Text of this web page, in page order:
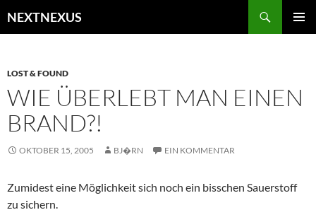
Inhalt
NEXTNEXUS
LOST & FOUND
WIE ÜBERLEBT MAN EINEN
BRAND?!
OKTOBER 15, 2005 BJ�RN EIN KOMMENTAR
Zumidest eine Möglichkeit sich noch ein bisschen Sauerstoff
zu sichern.